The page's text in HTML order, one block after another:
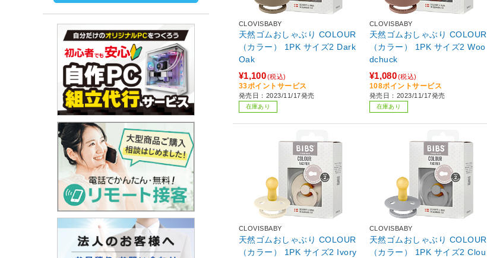
CLOVISBABY
天然ゴムおしゃぶり COLOUR
（カラー） 1PK サイズ2 Dark
Oak
¥1,100(税込)
33ポイントサービス
発売日：2023/11/17発売
在庫あり
CLOVISBABY
天然ゴムおしゃぶり COLOUR
（カラー） 1PK サイズ2 Woo
dchuck
¥1,080(税込)
108ポイントサービス
発売日：2023/11/17発売
在庫あり
CLOVISBABY
天然ゴムおしゃぶり COLOUR
（カラー） 1PK サイズ2 Ivory
CLOVISBABY
天然ゴムおしゃぶり COLOUR
（カラー） 1PK サイズ2 Clou